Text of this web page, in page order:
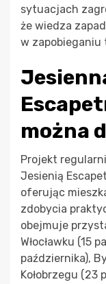
sytuacjach
że wiedza
w zapobieganiu
można
Projekt
Jesienią
oferując
zdobycia
obejmuje
Włocławku (15
października),
Kołobrzegu (23